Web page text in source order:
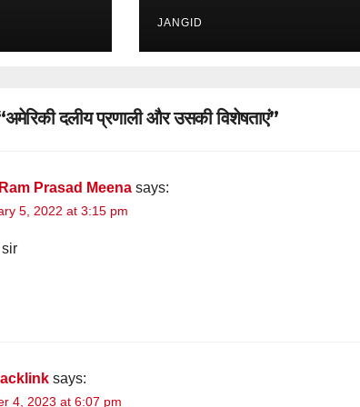
JANGID
दलीय प्रणाली और उसकी विशेषताएं”
Prasad Meena says:
5, 2022 at 3:15 pm
says:
4, 2023 at 6:07 pm